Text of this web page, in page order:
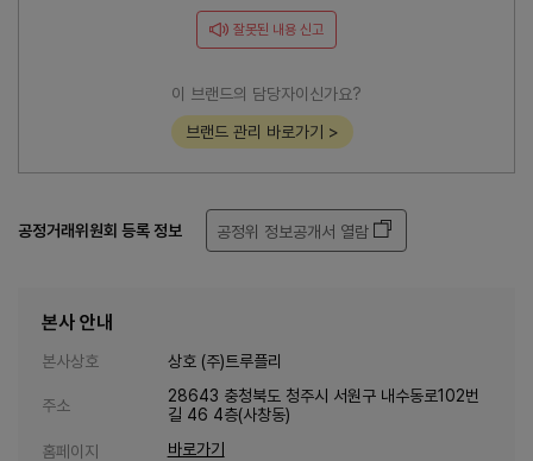
잘못된 내용 신고
이 브랜드의 담당자이신가요?
브랜드 관리 바로가기 >
공정거래위원회 등록 정보 공정위 정보공개서 열람
본사 안내
본사상호 상호 (주)트루플리
주소
28643 충청북도 청주시 서원구 내수동로102번
길 46 4층(사창동)
홈페이지
바로가기